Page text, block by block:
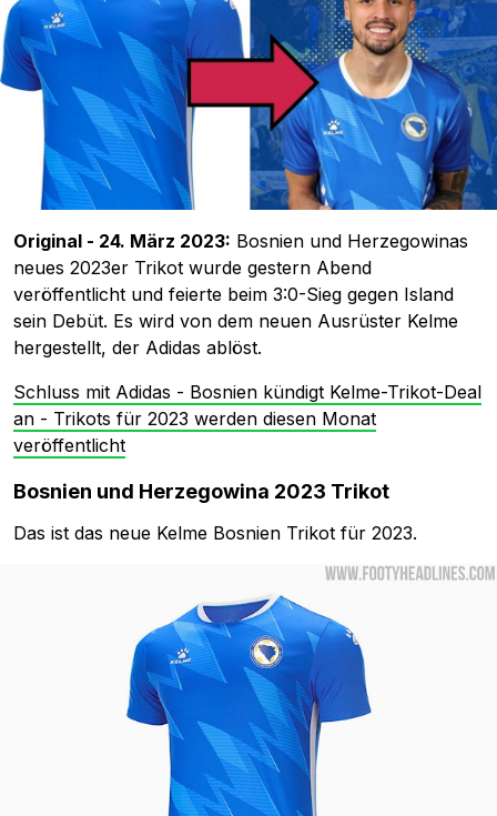
Original - 24. März 2023: Bosnien und Herzegowinas
neues 2023er Trikot wurde gestern Abend
veröffentlicht und feierte beim 3:0-Sieg gegen Island
sein Debüt. Es wird von dem neuen Ausrüster Kelme
hergestellt, der Adidas ablöst.
Schluss mit Adidas - Bosnien kündigt Kelme-Trikot-Deal
an - Trikots für 2023 werden diesen Monat
veröffentlicht
Bosnien und Herzegowina 2023 Trikot
Das ist das neue Kelme Bosnien Trikot für 2023.